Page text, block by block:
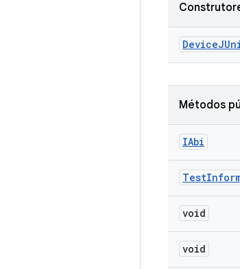
Device
Métodos
IAbi
Test
void
void